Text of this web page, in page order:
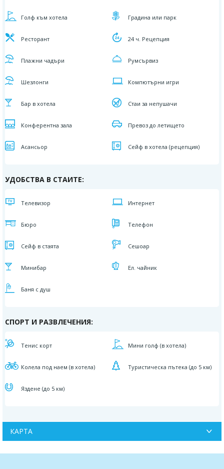
Голф към хотела Градина или парк
Ресторант 24 ч. Рецепция
Плажни чадъри Румсървиз
Шезлонги Компютърни игри
Бар в хотела Стаи за непушачи
Конферентна зала Превоз до летището
Асансьор Сейф в хотела (рецепция)
УДОБСТВА В СТАИТЕ:
Телевизор Интернет
Бюро Телефон
Сейф в стаята Сешоар
Минибар Ел. чайник
Баня с душ
СПОРТ И РАЗВЛЕЧЕНИЯ:
Тенис корт Мини голф (в хотела)
Колела под наем (в хотела) Туристическа пътека (до 5 км)
Яздене (до 5 км)
КАРТА